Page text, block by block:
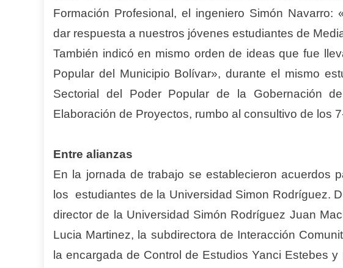
Formación Profesional, el ingeniero Simón Navarro:
dar respuesta a nuestros jóvenes estudiantes de
También indicó en mismo orden de ideas que fue
Popular del Municipio Bolívar», durante el mismo
Sectorial del Poder Popular de la Gobernación
Elaboración de Proyectos, rumbo al consultivo de los
Entre alianzas
En la jornada de trabajo se establecieron acuerdos
los estudiantes de la Universidad Simon Rodríguez.
director de la Universidad Simón Rodríguez Juan
Lucia Martinez, la subdirectora de Interacción
la encargada de Control de Estudios Yanci Estebes